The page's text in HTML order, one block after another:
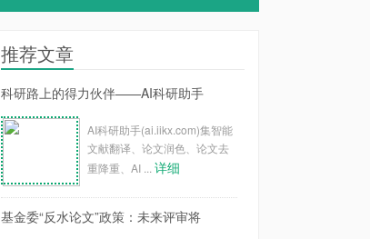
推荐文章
科研路上的得力伙伴——AI科研助手
AI科研助手(ai.iikx.com)集智能
文献翻译、论文润色、论文去
重降重、AI ... 详细
基金委“反水论文”政策：未来评审将